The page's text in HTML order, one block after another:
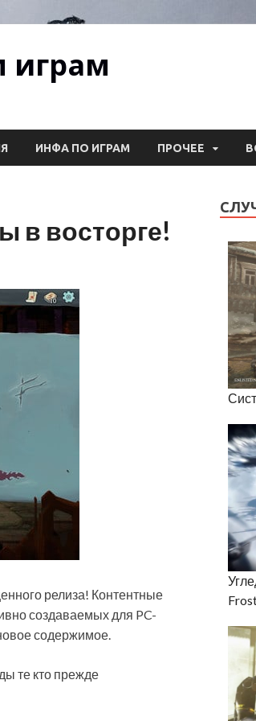
играм
ИНФА ПО ИГРАМ ПРОЧЕЕ
в восторге!
релиза! Контентные
создаваемых для PC-
содержимое.
те кто прежде